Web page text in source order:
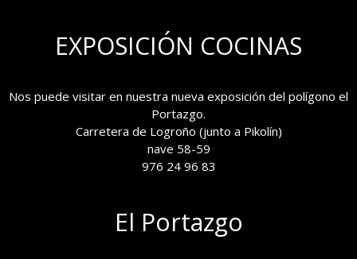
EXPOSICIÓN COCINAS
Nos puede visitar en nuestra nueva exposición del polígono el
Portazgo.
Carretera de Logroño (junto a Pikolín)
nave 58-59
976 24 96 83
El Portazgo